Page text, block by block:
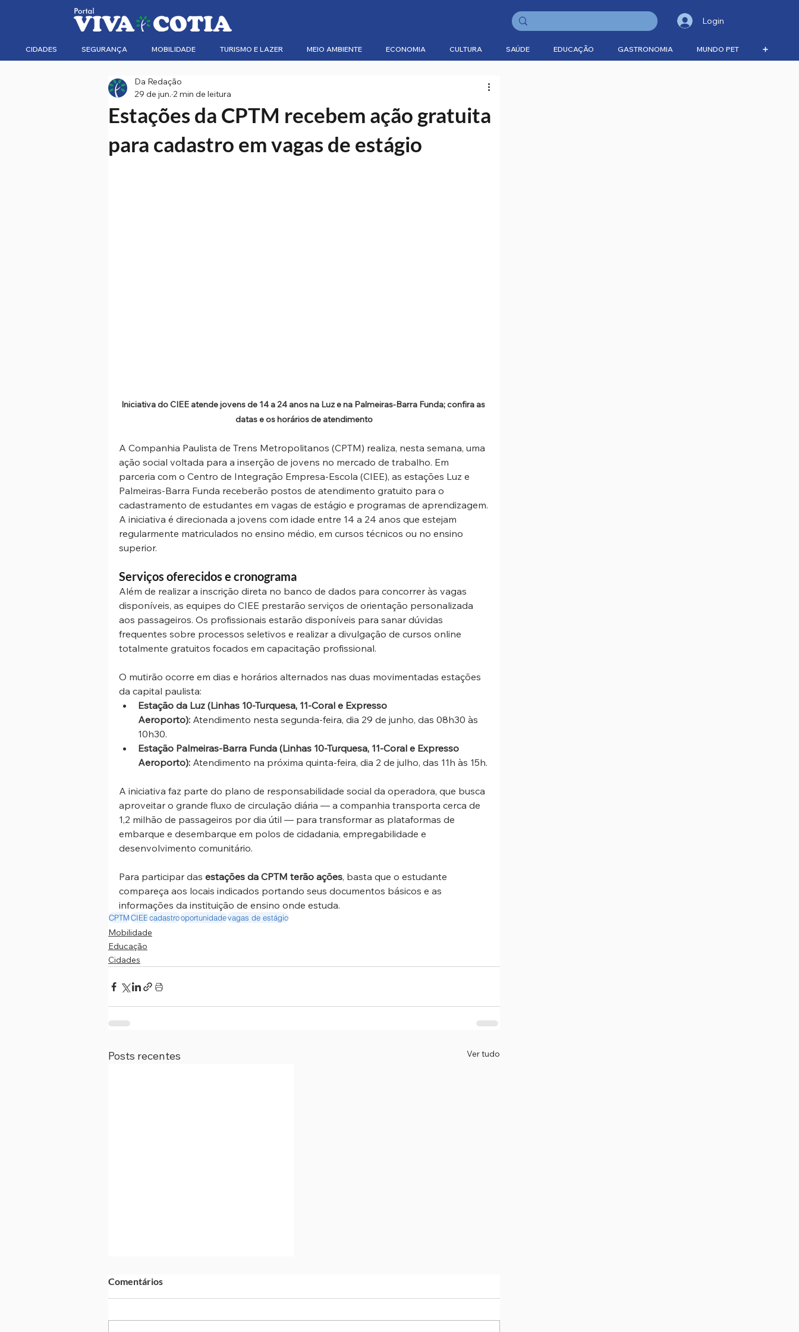
Login
CIDADES SEGURANÇA MOBILIDADE TURISMO E LAZER MEIO AMBIENTE ECONOMIA CULTURA SAÚDE EDUCAÇÃO GASTRONOMIA MUNDO PET ➕
Estações da CPTM recebem ação gratuita
para cadastro em vagas de estágio
Da Redação
29 de jun. 2 min de leitura
Iniciativa do CIEE atende jovens de 14 a 24 anos na Luz e na Palmeiras-Barra Funda; confira as
datas e os horários de atendimento
A Companhia Paulista de Trens Metropolitanos (CPTM) realiza, nesta semana, uma
ação social voltada para a inserção de jovens no mercado de trabalho. Em
parceria com o Centro de Integração Empresa-Escola (CIEE), as estações Luz e
Palmeiras-Barra Funda receberão postos de atendimento gratuito para o
cadastramento de estudantes em vagas de estágio e programas de aprendizagem.
A iniciativa é direcionada a jovens com idade entre 14 a 24 anos que estejam
regularmente matriculados no ensino médio, em cursos técnicos ou no ensino
superior.
Serviços oferecidos e cronograma
Além de realizar a inscrição direta no banco de dados para concorrer às vagas
disponíveis, as equipes do CIEE prestarão serviços de orientação personalizada
aos passageiros. Os profissionais estarão disponíveis para sanar dúvidas
frequentes sobre processos seletivos e realizar a divulgação de cursos online
totalmente gratuitos focados em capacitação profissional.
O mutirão ocorre em dias e horários alternados nas duas movimentadas estações
da capital paulista:
Estação da Luz (Linhas 10-Turquesa, 11-Coral e Expresso
Aeroporto): Atendimento nesta segunda-feira, dia 29 de junho, das 08h30 às
10h30.
Estação Palmeiras-Barra Funda (Linhas 10-Turquesa, 11-Coral e Expresso
Aeroporto): Atendimento na próxima quinta-feira, dia 2 de julho, das 11h às 15h.
A iniciativa faz parte do plano de responsabilidade social da operadora, que busca
aproveitar o grande fluxo de circulação diária — a companhia transporta cerca de
1,2 milhão de passageiros por dia útil — para transformar as plataformas de
embarque e desembarque em polos de cidadania, empregabilidade e
desenvolvimento comunitário.
Para participar das estações da CPTM terão ações, basta que o estudante
compareça aos locais indicados portando seus documentos básicos e as
informações da instituição de ensino onde estuda.
CPTMCIEEcadastrooportunidadevagas de estágio
Mobilidade
Educação
Cidades
Posts recentes Ver tudo
Comentários